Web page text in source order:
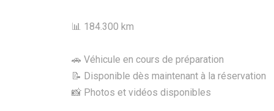
📊 184.300 km
🚗 Véhicule en cours de préparation
📝 Disponible dès maintenant à la réservation
📸 Photos et vidéos disponibles